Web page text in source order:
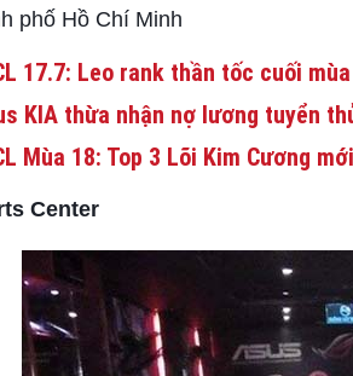
phố Hồ Chí Minh
17.7: Leo rank thần tốc cuối
KIA thừa nhận nợ lương tuyển
Mùa 18: Top 3 Lõi Kim Cương
Center